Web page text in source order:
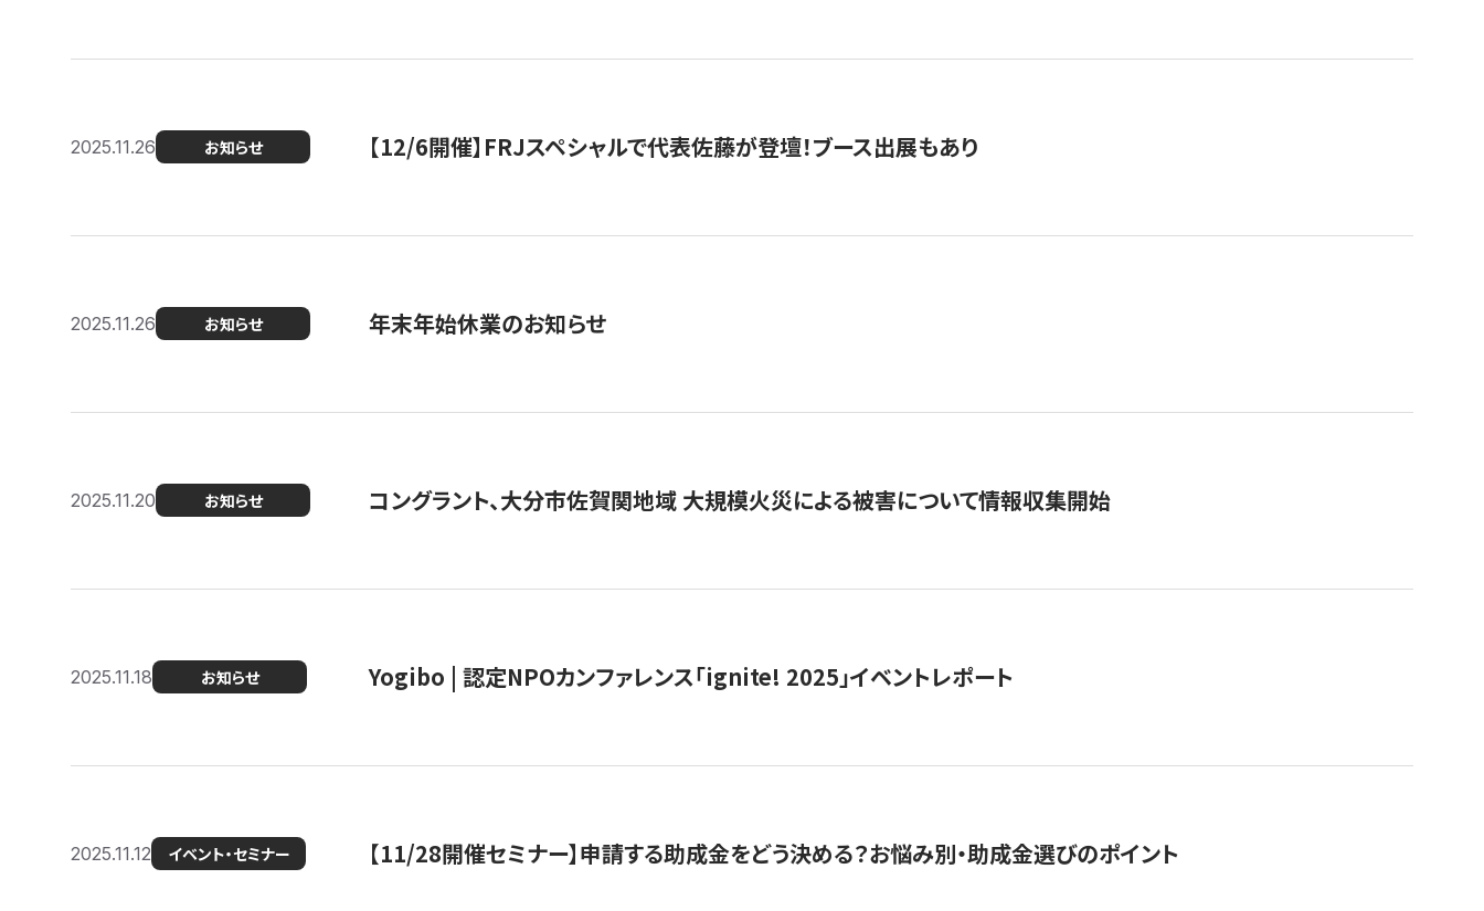
2025.11.26 お知らせ 【12/6開催】FRJスペシャルで代表佐藤が登壇！ブース出展もあり
2025.11.26 お知らせ 年末年始休業のお知らせ
2025.11.20 お知らせ コングラント、大分市佐賀関地域 大規模火災による被害について情報収集開始
2025.11.18 お知らせ Yogibo | 認定NPOカンファレンス「ignite! 2025」イベントレポート
2025.11.12 イベント・セミナー 【11/28開催セミナー】申請する助成金をどう決める？お悩み別・助成金選びのポイント